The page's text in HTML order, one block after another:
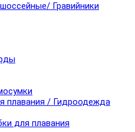
Гравийники
плавания / Гидроодежда
для плавания